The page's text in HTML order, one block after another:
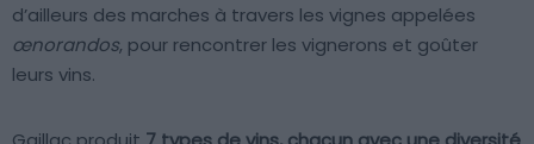
d’ailleurs des marches à travers les vignes appelées
œnorandos, pour rencontrer les vignerons et goûter
leurs vins.